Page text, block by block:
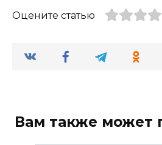
Оцените статью
Вам также может